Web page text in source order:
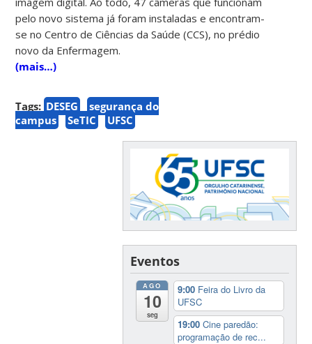
pelo novo sistema já foram instaladas e encontram-
se no Centro de Ciências da Saúde (CCS), no prédio
novo da Enfermagem.
(mais…)
Tags: DESEG
segurança do
campus
SeTIC UFSC
Eventos
AGO
10
seg
9:00 Feira do Livro da
UFSC
19:00Cine paredão:
programação de rec...